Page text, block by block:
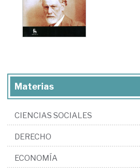
Materias
CIENCIAS SOCIALES
DERECHO
ECONOMÍA